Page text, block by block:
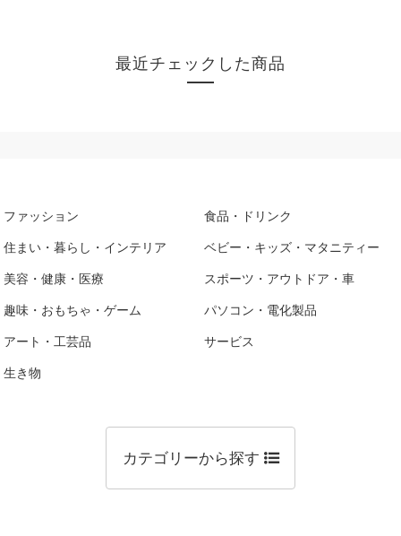
最近チェックした商品
ファッション 食品・ドリンク
住まい・暮らし・インテリア ベビー・キッズ・マタニティー
美容・健康・医療 スポーツ・アウトドア・車
趣味・おもちゃ・ゲーム パソコン・電化製品
アート・工芸品 サービス
生き物
カテゴリーから探す